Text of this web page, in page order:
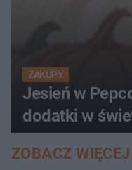
ZAKUPY
Jesień w
dodatki w
ZOBACZ WIĘCEJ